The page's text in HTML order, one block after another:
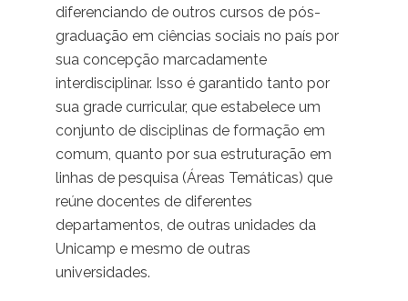
diferenciando de outros cursos de pós-
graduação em ciências sociais no país por
sua concepção marcadamente
interdisciplinar. Isso é garantido tanto por
sua grade curricular, que estabelece um
conjunto de disciplinas de formação em
comum, quanto por sua estruturação em
linhas de pesquisa (Áreas Temáticas) que
reúne docentes de diferentes
departamentos, de outras unidades da
Unicamp e mesmo de outras
universidades.